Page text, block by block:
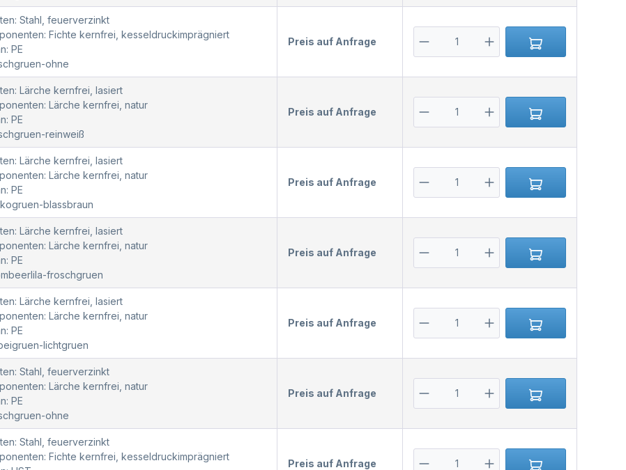
Stahl, feuerverzinkt
Fichte kernfrei, kesseldruckimprägniert
PE
ohne
Preis auf Anfrage
Lärche kernfrei, lasiert
Lärche kernfrei, natur
PE
reinweiß
Preis auf Anfrage
Lärche kernfrei, lasiert
Lärche kernfrei, natur
PE
blassbraun
Preis auf Anfrage
Lärche kernfrei, lasiert
Lärche kernfrei, natur
PE
froschgruen
Preis auf Anfrage
Lärche kernfrei, lasiert
Lärche kernfrei, natur
PE
lichtgruen
Preis auf Anfrage
Stahl, feuerverzinkt
Lärche kernfrei, natur
PE
ohne
Preis auf Anfrage
Stahl, feuerverzinkt
Fichte kernfrei, kesseldruckimprägniert
Preis auf Anfrage